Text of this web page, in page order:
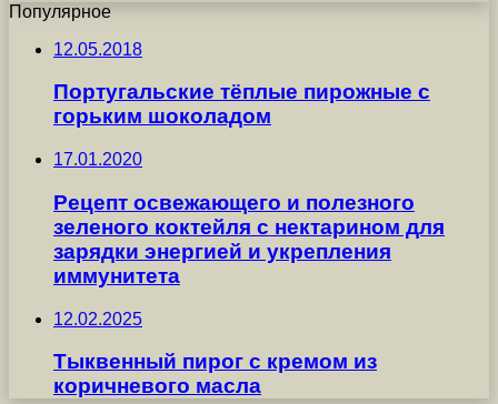
Популярное
12.05.2018
Португальские тёплые пирожные с
горьким шоколадом
17.01.2020
Рецепт освежающего и полезного
зеленого коктейля с нектарином для
зарядки энергией и укрепления
иммунитета
12.02.2025
Тыквенный пирог с кремом из
коричневого масла